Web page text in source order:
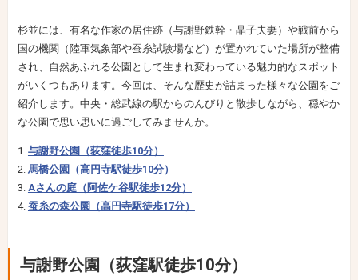
杉並には、有名な作家の居住跡（与謝野鉄幹・晶子夫妻）や戦前から
国の機関（陸軍気象部や蚕糸試験場など）が置かれていた場所が整備
され、自然あふれる公園として生まれ変わっている魅力的なスポット
がいくつもあります。今回は、そんな歴史が詰まった様々な公園をご
紹介します。中央・総武線の駅からのんびりと散歩しながら、穏やか
な公園で思い思いに過ごしてみませんか。
与謝野公園（荻窪徒歩10分）
馬橋公園（高円寺駅徒歩10分）
Aさんの庭（阿佐ケ谷駅徒歩12分）
蚕糸の森公園（高円寺駅徒歩17分）
与謝野公園（荻窪駅徒歩10分）